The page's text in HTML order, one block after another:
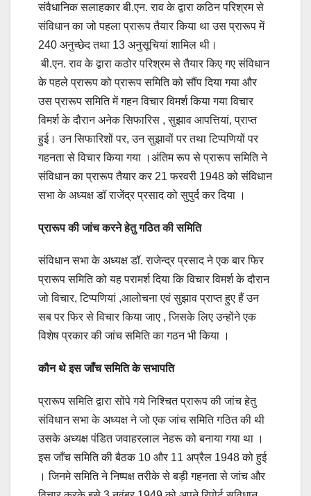
संवैधानिक सलाहकार बी.एन. राव के द्वारा कठिन परिश्रम से
संविधान का जो पहला प्रारूप तैयार किया था उस प्रारूप में
240 अनुच्छेद तथा 13 अनुसूचियां शामिल थी।
बी.एन. राव के द्वारा कठोर परिश्रम से तैयार किए गए संविधान
के पहले प्रारूप को प्रारूप समिति को सौंप दिया गया और
उस प्रारूप समिति में गहन विचार विमर्श किया गया विचार
विमर्श के दौरान अनेक सिफारिस , सुझाव आपत्तियां, प्राप्त
हुई। उन सिफारिशों पर, उन सुझावों पर तथा टिप्पणियों पर
गहनता से विचार किया गया ।अंतिम रूप से प्रारूप समिति ने
संविधान का प्रारूप तैयार कर 21 फरवरी 1948 को संविधान
सभा के अध्यक्ष डॉ राजेंद्र प्रसाद को सुपुर्द कर दिया ।
प्रारूप की जांच करने हेतु गठित की समिति
संविधान सभा के अध्यक्ष डॉ. राजेन्द्र प्रसाद ने एक बार फिर
प्रारूप समिति को यह परामर्श दिया कि विचार विमर्श के दौरान
जो विचार, टिप्पणियां ,आलोचना एवं सुझाव प्राप्त हुए हैं उन
सब पर फिर से विचार किया जाए , जिसके लिए उन्होंने एक
विशेष प्रकार की जांच समिति का गठन भी किया ।
कौन थे इस जाँच समिति के सभापति
प्रारूप समिति द्वारा सोंपे गये निश्चित प्रारूप की जांच हेतु
संविधान सभा के अध्यक्ष ने जो एक जांच समिति गठित की थी
उसके अध्यक्ष पंडित जवाहरलाल नेहरू को बनाया गया था ।
इस जाँच समिति की बैठक 10 और 11 अप्रैल 1948 को हुई
। जिनमे समिति ने निष्पक्ष तरीके से बड़ी गहनता से जांच और